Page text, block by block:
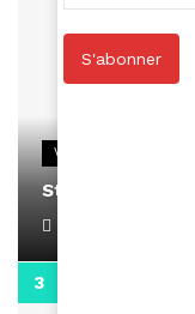
VIDEOS
Stacy passe un
S'abonner